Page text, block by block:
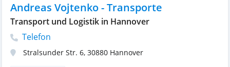
Andreas Vojtenko - Transporte
Transport und Logistik in Hannover
Telefon
Stralsunder Str. 6, 30880 Hannover